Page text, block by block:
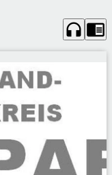
headphones chrome_reader_mode